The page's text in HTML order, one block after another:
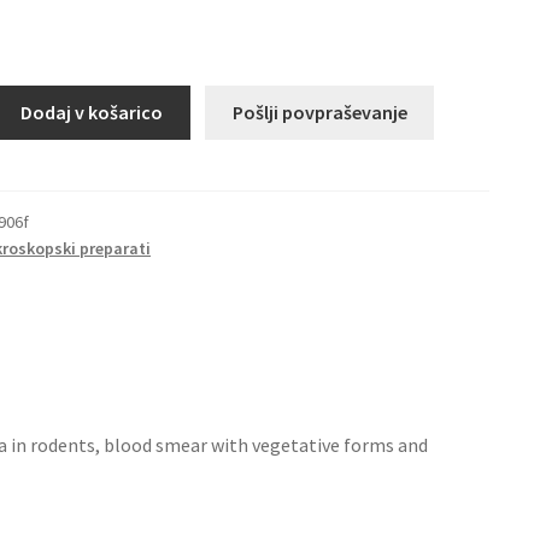
Dodaj v košarico Pošlji povpraševanje
preparati
in rodents, blood smear with vegetative forms and